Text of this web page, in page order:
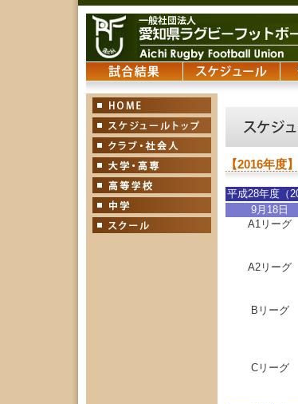
【2016年度】
平成28年度（
9月18日
A1リーグ
A2リーグ
Bリーグ
Cリーグ